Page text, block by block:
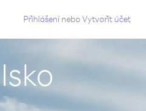
Přihlášení neboVytvořit účet